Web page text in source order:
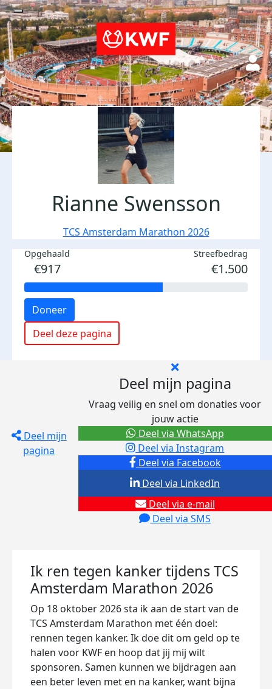
Rianne Swensson
TCS Amsterdam Marathon 2026
Opgehaald
€917
Streefbedrag
€1.500
Doneer
Deel deze pagina
Deel mijn
pagina
Deel mijn pagina
Vraag veilig en snel om donaties voor
jouw actie
Deel via Facebook
Deel via Instagram
Deel via e-mail
Deel via SMS
Deel via LinkedIn
Deel via WhatsApp
Ik ren tegen kanker tijdens TCS
Amsterdam Marathon 2026
Op 18 oktober 2026 sta ik aan de start van de
TCS Amsterdam Marathon met één doel:
rennen tegen kanker. Ik doe dit om geld op te
halen voor KWF en hoop dat jij mij wilt
sponsoren. Samen kunnen we bijdragen aan
een beter leven met en na kanker, want bijna